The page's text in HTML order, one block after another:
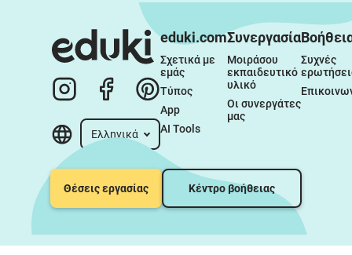
Ελληνικά
eduki.com
Σχετικά με
εμάς
Τύπος
App
AI Tools
Συνεργασία
Μοιράσου
εκπαιδευτικό
υλικό
Οι συνεργάτες
μας
Συχνές
Θέσεις εργασίας Κέντρο βοήθειας